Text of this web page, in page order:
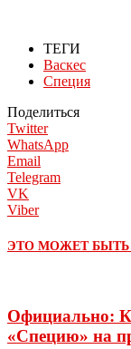
ТЕГИ
Васкес
Специя
Поделиться
Twitter
WhatsApp
Email
Telegram
VK
Viber
ЭТО МОЖЕТ
Официально:
«Специю» на